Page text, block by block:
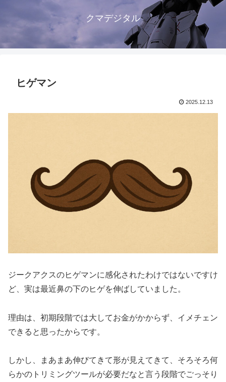
クマデジタル
ヒゲマン
2025.12.13
ジークアクスのヒゲマンに感化されたわけではないですけ
ど、実は最近鼻の下のヒゲを伸ばしていました。
理由は、初期段階では大してお金がかからず、イメチェン
できると思ったからです。
しかし、まあまあ伸びてきて形が見えてきて、そろそろ何
らかのトリミングツールが必要だなと言う段階でごっそり